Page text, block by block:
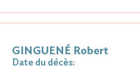
GINGUENÉ Robert
Date du décès: